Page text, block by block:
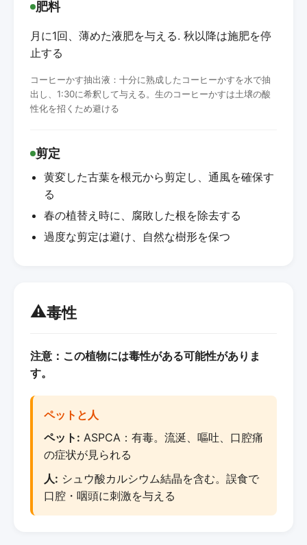
肥料
月に1回、薄めた液肥を与える. 秋以降は施肥を停
止する
コーヒーかす抽出液：十分に熟成したコーヒーかすを水で抽
出し、1:30に希釈して与える。生のコーヒーかすは土壌の酸
性化を招くため避ける
剪定
黄変した古葉を根元から剪定し、通風を確保す
る
春の植替え時に、腐敗した根を除去する
過度な剪定は避け、自然な樹形を保つ
⚠️毒性
注意：この植物には毒性がある可能性がありま
す。
ペットと人
ペット: ASPCA：有毒。流涎、嘔吐、口腔痛
の症状が見られる
人: シュウ酸カルシウム結晶を含む。誤食で
口腔・咽頭に刺激を与える